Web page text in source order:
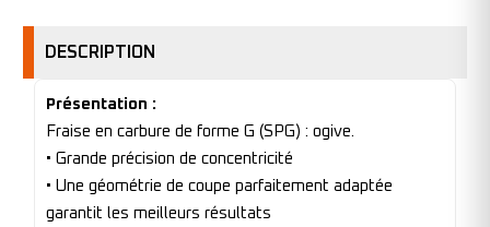
DESCRIPTION
Présentation :
Fraise en carbure de forme G (SPG) : ogive.
• Grande précision de concentricité
• Une géométrie de coupe parfaitement adaptée
garantit les meilleurs résultats